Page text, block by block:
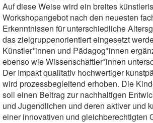
Auf diese Weise wird ein breites
Workshopangebot nach den neuesten
Erkenntnissen für unterschiedliche
das zielgruppenorientiert eingesetzt
Künstler*innen und Pädagog*innen
ebenso wie Wissenschaftler*innen
Der Impakt qualitativ hochwertiger
wird prozessbegleitend erhoben. Die
soll einen Beitrag zur nachhaltigen
und Jugendlichen und deren aktiver und
einer innovativen und gleichberechtigten